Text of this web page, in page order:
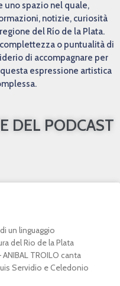
uno spazio nel quale,
notizie, curiosità
del Río de la Plata.
o puntualità di
di accompagnare per
espressione artistica
DEL PODCAST
un linguaggio
del Rio de la Plata
ANIBAL TROILO canta
Servidio e Celedonio